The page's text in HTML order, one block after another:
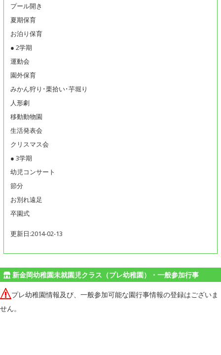
プール開き
夏期保育
お泊り保育
● 2学期
運動会
園外保育
みかん狩り･栗拾い･芋堀り
人形劇
移動動物園
生活発表会
クリスマス会
● 3学期
幼児コンサート
節分
お別れ遠足
卒園式
更新日:2014-02-13
新金岡幼稚園未就園児クラス（プレ幼稚園）・一般参加行事
プレ幼稚園情報及び、一般参加可能な園行事情報の登録はございま
せん。